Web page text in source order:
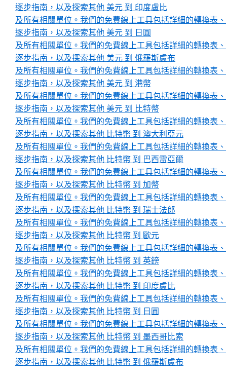
逐步指南，以及探索其他 美元 到 印度盧比
及所有相關單位。我們的免費線上工具包括詳細的轉換表、
逐步指南，以及探索其他 美元 到 日圓
及所有相關單位。我們的免費線上工具包括詳細的轉換表、
逐步指南，以及探索其他 美元 到 俄羅斯盧布
及所有相關單位。我們的免費線上工具包括詳細的轉換表、
逐步指南，以及探索其他 美元 到 港幣
及所有相關單位。我們的免費線上工具包括詳細的轉換表、
逐步指南，以及探索其他 美元 到 比特幣
及所有相關單位。我們的免費線上工具包括詳細的轉換表、
逐步指南，以及探索其他 比特幣 到 澳大利亞元
及所有相關單位。我們的免費線上工具包括詳細的轉換表、
逐步指南，以及探索其他 比特幣 到 巴西雷亞爾
及所有相關單位。我們的免費線上工具包括詳細的轉換表、
逐步指南，以及探索其他 比特幣 到 加幣
及所有相關單位。我們的免費線上工具包括詳細的轉換表、
逐步指南，以及探索其他 比特幣 到 瑞士法郎
及所有相關單位。我們的免費線上工具包括詳細的轉換表、
逐步指南，以及探索其他 比特幣 到 歐元
及所有相關單位。我們的免費線上工具包括詳細的轉換表、
逐步指南，以及探索其他 比特幣 到 英鎊
及所有相關單位。我們的免費線上工具包括詳細的轉換表、
逐步指南，以及探索其他 比特幣 到 印度盧比
及所有相關單位。我們的免費線上工具包括詳細的轉換表、
逐步指南，以及探索其他 比特幣 到 日圓
及所有相關單位。我們的免費線上工具包括詳細的轉換表、
逐步指南，以及探索其他 比特幣 到 墨西哥比索
及所有相關單位。我們的免費線上工具包括詳細的轉換表、
逐步指南，以及探索其他 比特幣 到 俄羅斯盧布